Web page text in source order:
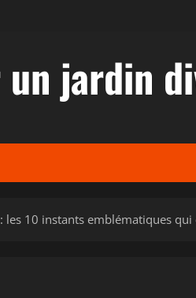
un jardin
les 10 instants emblématiques